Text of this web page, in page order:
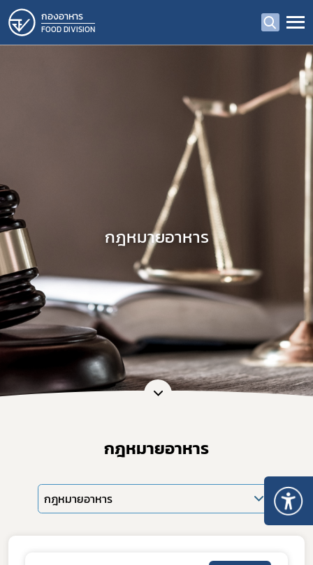
กองอาหาร
FOOD DIVISION
กฎหมายอาหาร
กฎหมายอาหาร
กฎหมายอาหาร